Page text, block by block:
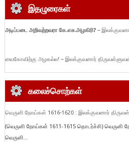
இதழுரைகள்
அடிப்படை அறிவற்றவரா கே.எசு.அழகிரி?–
வைகோவிற்கு அழகல்ல! – இலக்குவனார்
கலைச்சொற்கள்
வெருளி நோய்கள் 1616-1620 : இலக்குவனார்
(வெருளி நோய்கள் 1611-1615 தொடர்ச்சி)
வெருளி...